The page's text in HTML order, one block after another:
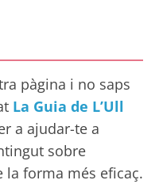
pàgina i no saps
La Guia de L’Ull
a ajudar-te a
sobre
la forma més eficaç.